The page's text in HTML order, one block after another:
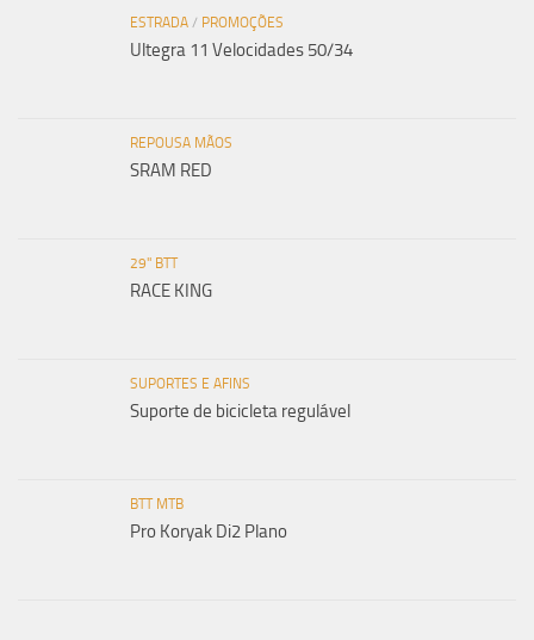
ESTRADA / PROMOÇÕES
Ultegra 11 Velocidades 50/34
REPOUSA MÃOS
SRAM RED
29" BTT
RACE KING
SUPORTES E AFINS
Suporte de bicicleta regulável
BTT MTB
Pro Koryak Di2 Plano